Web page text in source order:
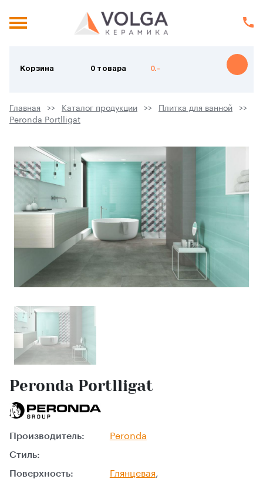
Корзина 0 товара 0.-
Главная Каталог продукции
Плитка для ванной
Peronda Portlligat
Peronda Portlligat
Производитель:
Peronda
Стиль:
Поверхность:
Глянцевая,